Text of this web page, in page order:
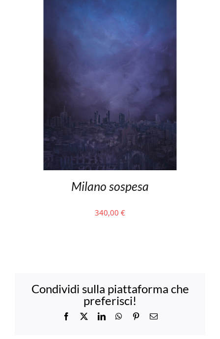
Milano sospesa
340,00 €
Condividi sulla piattaforma che
preferisci!
Facebook LinkedInWhatsApp
PinterestEmail